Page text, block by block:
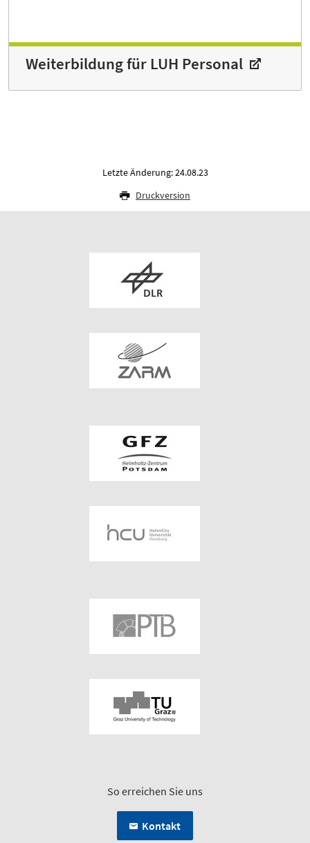
Weiterbildung für LUH Personal
Letzte Änderung: 24.08.23
Druckversion
So erreichen Sie uns
Kontakt